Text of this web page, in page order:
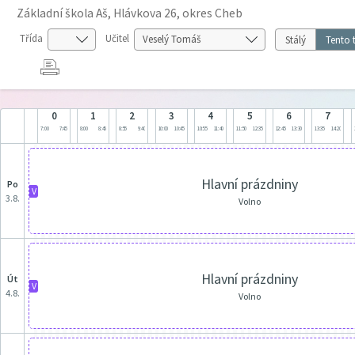
Základní škola Aš, Hlávkova 26, okres Cheb
Třída Učitel Stálý Tento
0
7:00 7:45
1
8:00 8:45
2
8:55 9:40
3
10:00 10:45
4
10:55 11:40
5
11:50 12:35
6
12:45 13:30
7
13:35 14:20
po
3.8.
V Hlavní prázdniny
Volno
út
4.8.
V Hlavní prázdniny
Volno